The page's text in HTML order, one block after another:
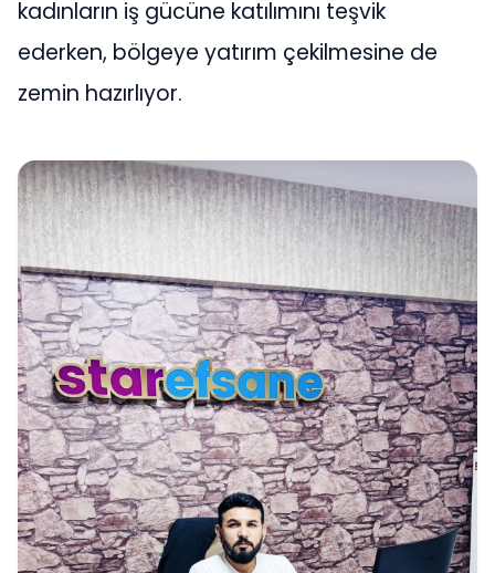
kadınların iş gücüne katılımını teşvik
ederken, bölgeye yatırım çekilmesine de
zemin hazırlıyor.